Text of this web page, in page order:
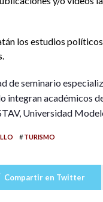
los estudios
de seminario
integran académicos
Universidad
#TURISMO
Compartir en Twitter